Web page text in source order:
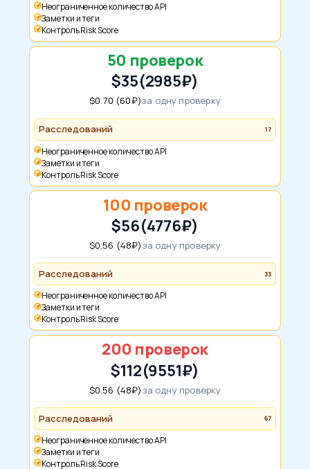
Неограниченное количество API
Заметки и теги
Контроль Risk Score
50 проверок
$35(2985₽)
$0.70 (60₽)за одну проверку
Расследований 17
Неограниченное количество API
Заметки и теги
Контроль Risk Score
100 проверок
$56(4776₽)
$0.56 (48₽)за одну проверку
Расследований 33
Неограниченное количество API
Заметки и теги
Контроль Risk Score
200 проверок
$112(9551₽)
$0.56 (48₽)за одну проверку
Расследований 67
Неограниченное количество API
Заметки и теги
Контроль Risk Score